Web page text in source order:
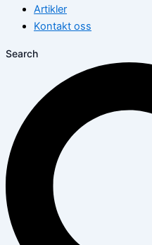
Artikler
Kontakt oss
Search